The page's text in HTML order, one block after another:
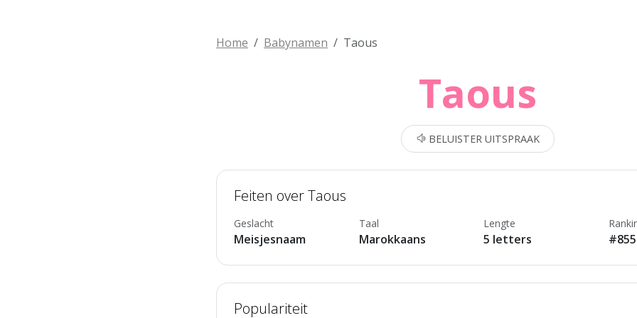
Home Babynamen Taous
Taous
BELUISTER UITSPRAAK
Feiten over Taous
Geslacht
Meisjesnaam
Taal
Marokkaans
Lengte
5 letters
Populariteit